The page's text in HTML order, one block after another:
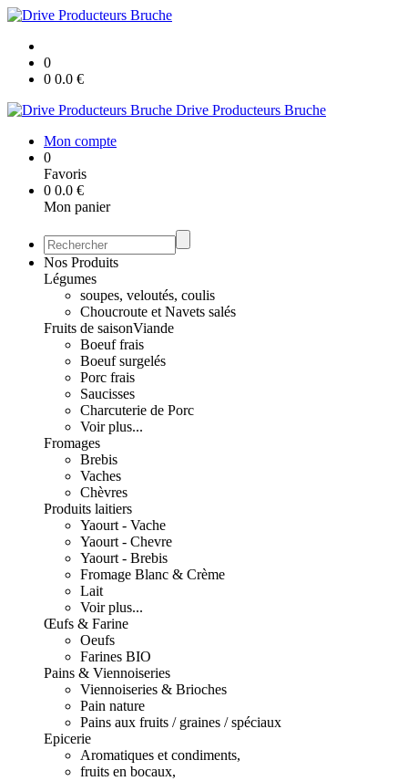
0
0 0.0 €
Drive Producteurs Bruche
Mon compte
0
Favoris
0 0.0 €
Mon panier
Nos Produits
Légumes
soupes, veloutés, coulis
Choucroute et Navets salés
Fruits de saisonViande
Boeuf frais
Boeuf surgelés
Porc frais
Saucisses
Charcuterie de Porc
Voir plus...
Fromages
Brebis
Vaches
Chèvres
Produits laitiers
Yaourt - Vache
Yaourt - Chevre
Yaourt - Brebis
Fromage Blanc & Crème
Lait
Voir plus...
Œufs & Farine
Oeufs
Farines BIO
Pains & Viennoiseries
Viennoiseries & Brioches
Pain nature
Pains aux fruits / graines / spéciaux
Epicerie
Aromatiques et condiments,
fruits en bocaux,